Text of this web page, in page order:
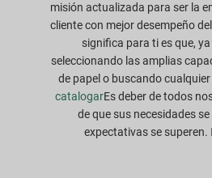
misión actualizada para ser la
cliente con mejor desempeño
significa para ti es que,
seleccionando las amplias
de papel o buscando
catalogarEs deber de todos
de que sus necesidades
expectativas se superen.